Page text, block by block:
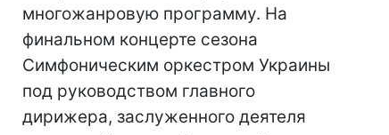
многожанровую программу. На
финальном концерте сезона
Симфоническим оркестром Украины
под руководством главного
дирижера, заслуженного деятеля